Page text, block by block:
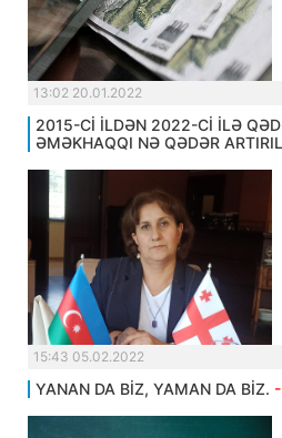
13:02 20.01.2022
2015-Cİ İLDƏN 2022-Cİ İLƏ
ƏMƏKHAQQI NƏ QƏDƏR
15:43 05.02.2022
YANAN DA BİZ, YAMAN DA BİZ.